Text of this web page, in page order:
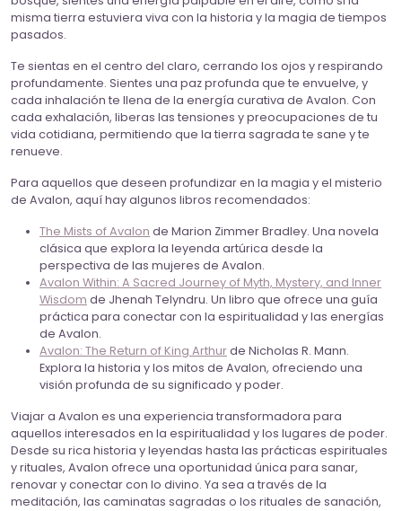
misma tierra estuviera viva con la historia y la magia de tiempos
pasados.
Te sientas en el centro del claro, cerrando los ojos y respirando
profundamente. Sientes una paz profunda que te envuelve, y
cada inhalación te llena de la energía curativa de Avalon. Con
cada exhalación, liberas las tensiones y preocupaciones de tu
vida cotidiana, permitiendo que la tierra sagrada te sane y te
renueve.
Para aquellos que deseen profundizar en la magia y el misterio
de Avalon, aquí hay algunos libros recomendados:
The Mists of Avalon de Marion Zimmer Bradley. Una novela
clásica que explora la leyenda artúrica desde la
perspectiva de las mujeres de Avalon.
Avalon Within: A Sacred Journey of Myth, Mystery, and Inner
Wisdom de Jhenah Telyndru. Un libro que ofrece una guía
práctica para conectar con la espiritualidad y las energías
de Avalon.
Avalon: The Return of King Arthurde Nicholas R. Mann.
Explora la historia y los mitos de Avalon, ofreciendo una
visión profunda de su significado y poder.
Viajar a Avalon es una experiencia transformadora para
aquellos interesados en la espiritualidad y los lugares de poder.
Desde su rica historia y leyendas hasta las prácticas espirituales
y rituales, Avalon ofrece una oportunidad única para sanar,
renovar y conectar con lo divino. Ya sea a través de la
meditación, las caminatas sagradas o los rituales de sanación,